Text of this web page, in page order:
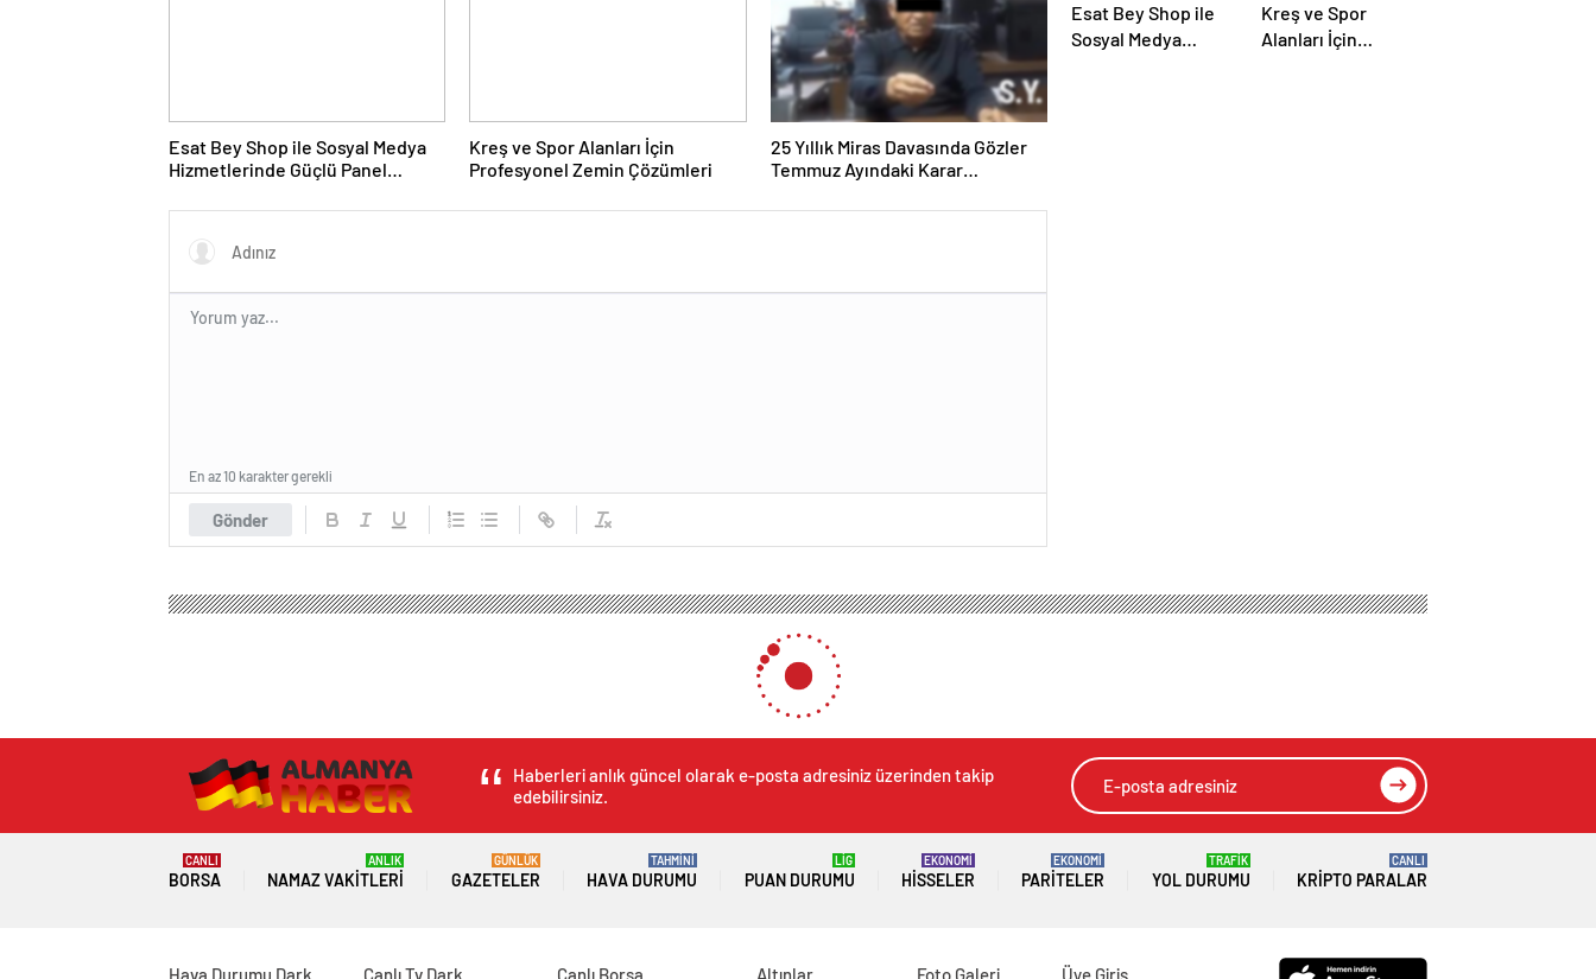
Esat Bey Shop ile Sosyal Medya
Hizmetlerinde Güçlü Panel
Kreş ve Spor Alanları İçin
Profesyonel Zemin Çözümleri
25 Yıllık Miras Davasında Gözler
Temmuz Ayındaki Karar
Gönder
En az 10 karakter gerekli
Esat Bey Shop ile
Sosyal Medya
Kreş ve Spor
Alanları İçin
Haberleri anlık güncel olarak e-posta adresiniz üzerinden takip
edebilirsiniz.
BORSA
CANLI
NAMAZ VAKITLERI
ANLIK
GAZETELER
GÜNLÜK
HAVA DURUMU
TAHMİNİ
PUAN DURUMU
LİG
HISSELER
EKONOMİ
PARITELER
EKONOMİ
YOL DURUMU
TRAFİK
KRIPTO PARALAR
CANLI
Hava Durumu Dark Canlı Tv Dark Canlı Borsa Altınlar Foto Galeri Üye Giriş